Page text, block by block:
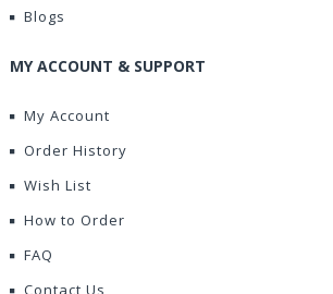
Blogs
MY ACCOUNT & SUPPORT
My Account
Order History
Wish List
How to Order
FAQ
Contact Us